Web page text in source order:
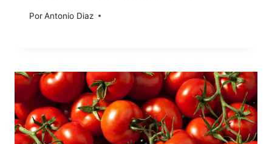
PorAntonio Diaz
22/05/2024